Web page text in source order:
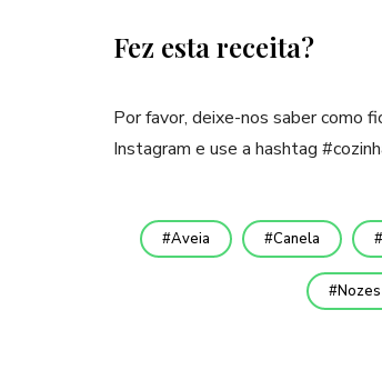
Fez esta receita?
Por favor, deixe-nos saber como
Instagram e use a hashtag
Aveia Canela
Nozes